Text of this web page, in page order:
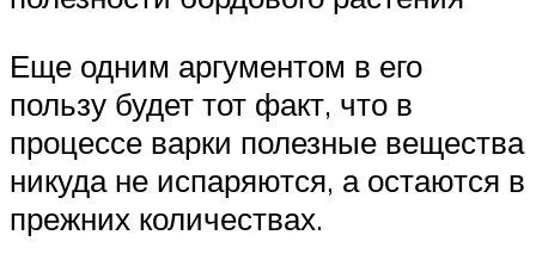
Еще одним аргументом в его
пользу будет тот факт, что в
процессе варки полезные вещества
никуда не испаряются, а остаются в
прежних количествах.